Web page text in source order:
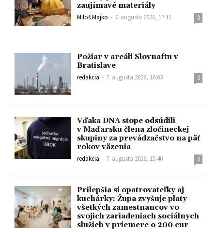
zaujímavé materiály
Miloš Majko - 7. augusta 2026, 17:11 0
Požiar v areáli Slovnaftu v
Bratislave
redakcia - 7. augusta 2026, 16:03 0
Vďaka DNA stope odsúdili
v Maďarsku člena zločineckej
skupiny za prevádzačstvo na päť
rokov väzenia
redakcia - 7. augusta 2026, 15:40 0
Prilepšia si opatrovateľky aj
kuchárky: Župa zvyšuje platy
všetkých zamestnancov vo
svojich zariadeniach sociálnych
služieb v priemere o 200 eur